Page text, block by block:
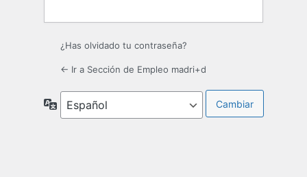
¿Has olvidado tu contraseña?
← Ir a Sección de Empleo madri+d
Idioma